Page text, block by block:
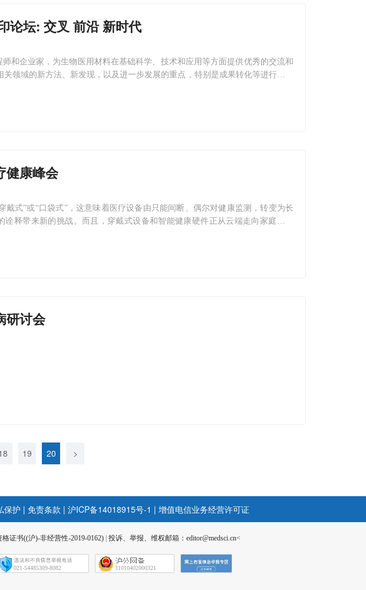
论坛: 交叉 前沿 新时代
和企业家，为生物医用材料在基础科学、技术和应用等方面提供优秀的交流和
领域的新方法、新发现，以及进一步发展的重点，特别是成果转化等进行交流
健康峰会
戴式”或“口袋式”，这意味着医疗设备由只能间断、偶尔对健康监测，转变为长
释带来新的挑战。而且，穿戴式设备和智能健康硬件正从云端走向家庭与个
缓慢的医疗行业，推动医疗健康服务业轻装前行
研讨会
19 20 >
保护 | 免责条款 | 沪ICP备14018915号-1 | 增值电信业务经营许可证
证书((沪)-非经营性-2019-0162) 投诉、举报、维权邮箱：editor@medsci.cn<
021-54485309-8082 31010402000321